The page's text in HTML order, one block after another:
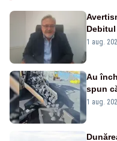
1 aug.
Au
spun
1 aug.